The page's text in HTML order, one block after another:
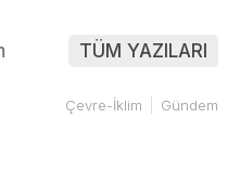
TÜM YAZILARI
Çevre-İklim Gündem